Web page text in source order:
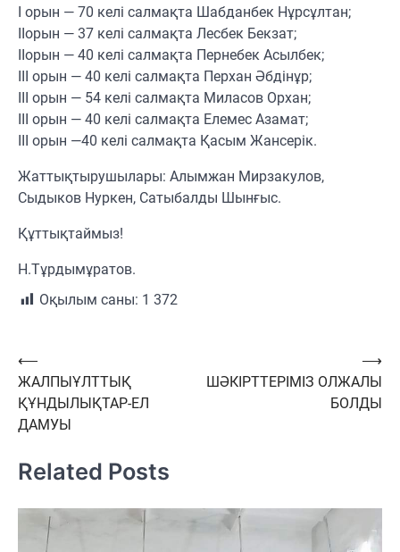
I орын — 70 келі салмақта Шабданбек Нұрсұлтан;
IIорын — 37 келі салмақта Лесбек Бекзат;
IIорын — 40 келі салмақта Пернебек Асылбек;
III орын — 40 келі салмақта Перхан Әбдінұр;
III орын — 54 келі салмақта Миласов Орхан;
III орын — 40 келі салмақта Елемес Азамат;
III орын —40 келі салмақта Қасым Жансерік.
Жаттықтырушылары: Алымжан Мирзакулов,
Сыдыков Нуркен, Сатыбалды Шынғыс.
Құттықтаймыз!
Н.Тұрдымұратов.
Оқылым саны: 1 372
Навигация
по
записям
⟵
ЖАЛПЫҰЛТТЫҚ
ҚҰНДЫЛЫҚТАР-ЕЛ
ДАМУЫ
ШӘКІРТТЕРІМІЗ ОЛЖАЛЫ
БОЛДЫ
⟶
Related Posts